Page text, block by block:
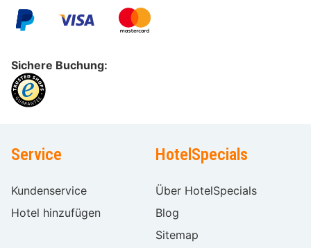
Sichere Buchung:
Service
Kundenservice
Hotel hinzufügen
HotelSpecials
Über HotelSpecials
Blog
Sitemap